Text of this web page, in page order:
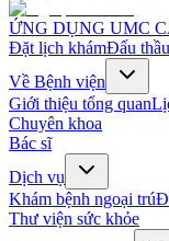
ỨNG DỤNG UMC
Đặt lịch khámĐấu thầu
Về Bệnh viện
Giới thiệu tổng quan
Chuyên khoa
Bác sĩ
Dịch vụ
Khám bệnh ngoại trú
Thư viện sức khỏe